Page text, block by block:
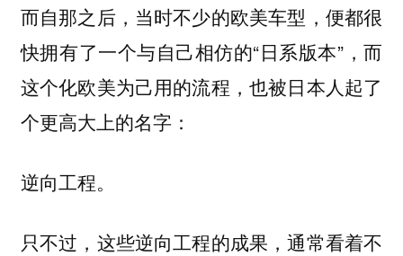
而自那之后，当时不少的欧美车型，便都很
快拥有了一个与自己相仿的“日系版本”，而
这个化欧美为己用的流程，也被日本人起了
个更高大上的名字：
逆向工程。
只不过，这些逆向工程的成果，通常看着不